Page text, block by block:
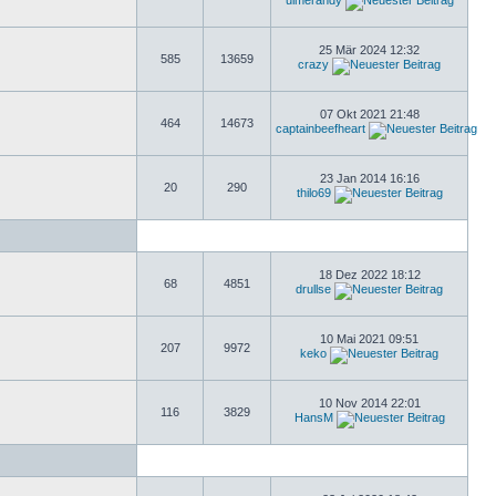
585 13659
25 Mär 2024 12:32
crazy
464 14673
07 Okt 2021 21:48
captainbeefheart
20 290
23 Jan 2014 16:16
thilo69
68 4851
18 Dez 2022 18:12
drullse
207 9972
10 Mai 2021 09:51
keko
116 3829
10 Nov 2014 22:01
HansM